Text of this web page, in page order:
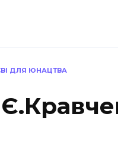
ДЛЯ ЮНАЦТВА